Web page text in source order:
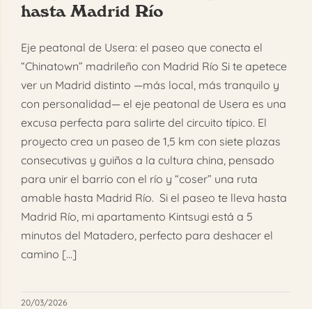
hasta Madrid Río
Eje peatonal de Usera: el paseo que conecta el
“Chinatown” madrileño con Madrid Río Si te apetece
ver un Madrid distinto —más local, más tranquilo y
con personalidad— el eje peatonal de Usera es una
excusa perfecta para salirte del circuito típico. El
proyecto crea un paseo de 1,5 km con siete plazas
consecutivas y guiños a la cultura china, pensado
para unir el barrio con el río y “coser” una ruta
amable hasta Madrid Río. Si el paseo te lleva hasta
Madrid Río, mi apartamento Kintsugi está a 5
minutos del Matadero, perfecto para deshacer el
camino [...]
20/03/2026